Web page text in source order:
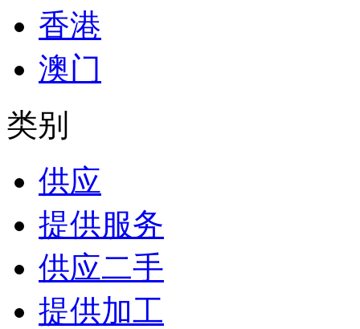
香港
澳门
类别
供应
提供服务
供应二手
提供加工